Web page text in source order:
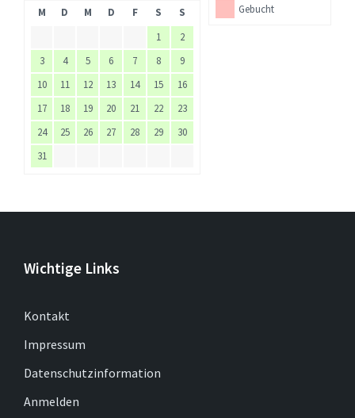
Gebucht
M D M D F S
S
1
2
3
4 5 6 7 8
9
10
11 12 13 14 15
16
17
18 19 20 21 22
23
24
25 26 27 28 29
30
31
Wichtige Links
Kontakt
Impressum
Datenschutzinformation
Anmelden